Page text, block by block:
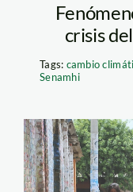
crisis
Tags: cambio
Senamhi
Piura